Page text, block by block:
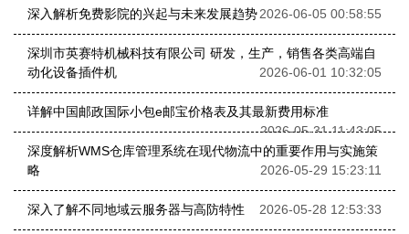
深入解析免费影院的兴起与未来发展趋势2026-06-05 00:58:55
深圳市英赛特机械科技有限公司 研发，生产，销售各类高端自
动化设备插件机
2026-06-01 10:32:05
详解中国邮政国际小包e邮宝价格表及其最新费用标准
2026-05-31 11:43:05
深度解析WMS仓库管理系统在现代物流中的重要作用与实施策
略
2026-05-29 15:23:11
深入了解不同地域云服务器与高防特性 2026-05-28 12:53:33